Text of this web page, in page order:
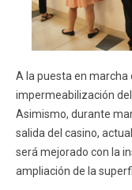
A la puesta en marcha
impermeabilización
Asimismo, durante
salida del casino,
será mejorado con la
ampliación de la